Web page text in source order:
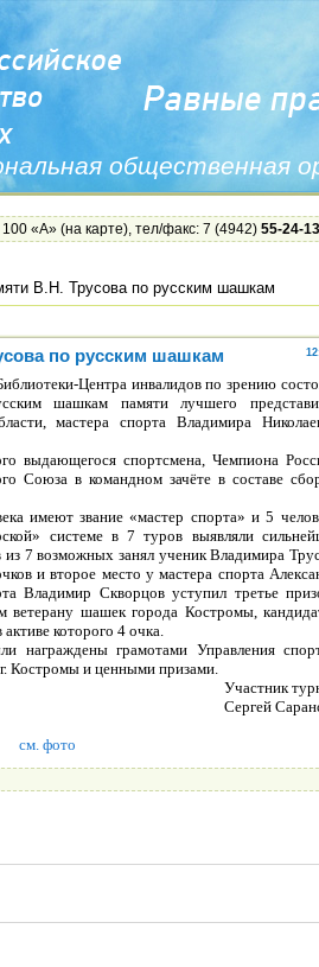
общественная
100 «А» (на карте), тел/факс: 7 (4942) 55-24-13
В.Н. Трусова по русским шашкам
по русским шашкам
Центра инвалидов по зрению
шашкам памяти лучшего
мастера спорта Владимира
выдающегося спортсмена, Чемпиона
Союза в командном зачёте в составе
имеют звание «мастер спорта» и 5
системе в 7 туров выявляли
из 7 возможных занял ученик Владимира
и второе место у мастера спорта
Владимир Скворцов уступил третье
ветерану шашек города Костромы,
которого 4 очка.
награждены грамотами Управления
Костромы и ценными призами.
Участник
Сергей
см. фото